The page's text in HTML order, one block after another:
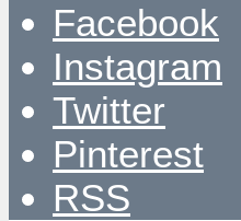
Facebook
Instagram
Twitter
Pinterest
RSS